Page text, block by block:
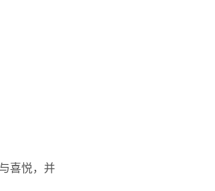
喜悦，并